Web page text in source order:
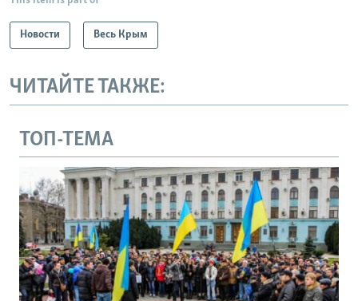
Новости Весь Крым
ЧИТАЙТЕ ТАКЖЕ:
ТОП-ТЕМА